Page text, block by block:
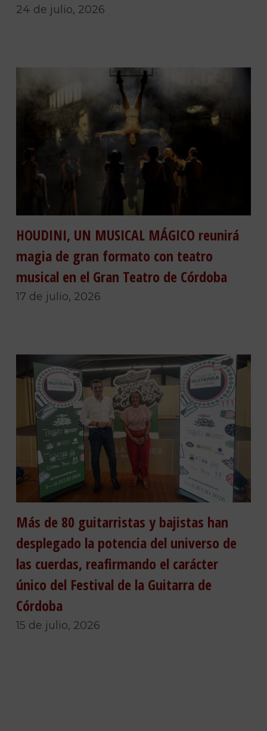
24 de julio, 2026
HOUDINI, UN MUSICAL MÁGICO reunirá
magia de gran formato con teatro
musical en el Gran Teatro de Córdoba
17 de julio, 2026
Más de 80 guitarristas y bajistas han
desplegado la potencia del universo de
las cuerdas, reafirmando el carácter
único del Festival de la Guitarra de
Córdoba
15 de julio, 2026